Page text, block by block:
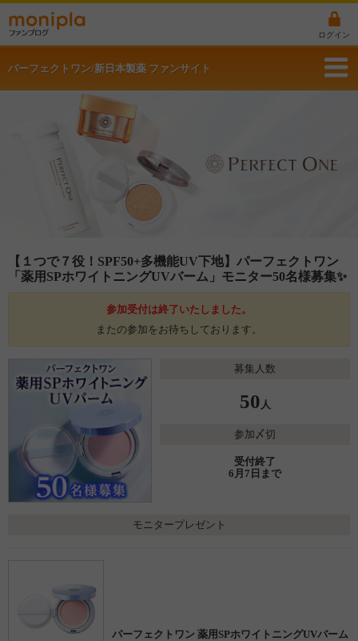
ログイン
パーフェクトワン/新日本製薬 ファンサイト
【１つで７役！SPF50+多機能UV下地】パーフェクトワン
「薬用SPホワイトニングUVバーム」モニター50名様募集✨
参加受付は終了いたしました。
またの参加をお待ちしております。
募集人数
50 人
参加〆切
受付終了
6月7日まで
モニタープレゼント
パーフェクトワン 薬用SPホワイトニングUVバーム